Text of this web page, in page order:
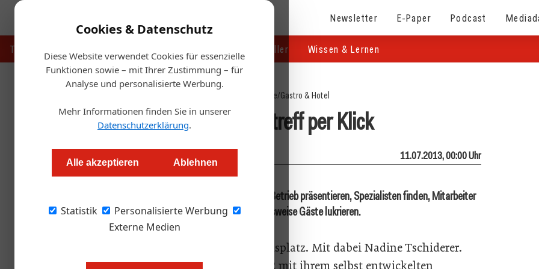
Cookies & Datenschutz
Diese Website verwendet Cookies für essenzielle
Funktionen sowie – mit Ihrer Zustimmung – für
Analyse und personalisierte Werbung.
Mehr Informationen finden Sie in unserer
Datenschutzerklärung.
Alle akzeptieren Ablehnen
Statistik
Personalisierte Werbung
Externe Medien
Newsletter E-Paper Podcast
Touristik Handel & Hersteller Wissen & Lernen
Startseite/Gastro & Hotel
Branchentreff per Klick
Redaktion.OEGZ 11.07.2013, 00:00 Uhr
Bei „World Hotel Book" können Hoteliers ihren Betrieb präsentieren, Spezialisten finden, Mitarbeiter
suchen und auch gleich Buchungen beziehungsweise Gäste lukrieren.
Frühstück im DO & CO am Stephansplatz. Mit dabei Nadine Tschiderer.
Die junge Tirolerin ist im März 2012 mit ihrem selbst entwickelten